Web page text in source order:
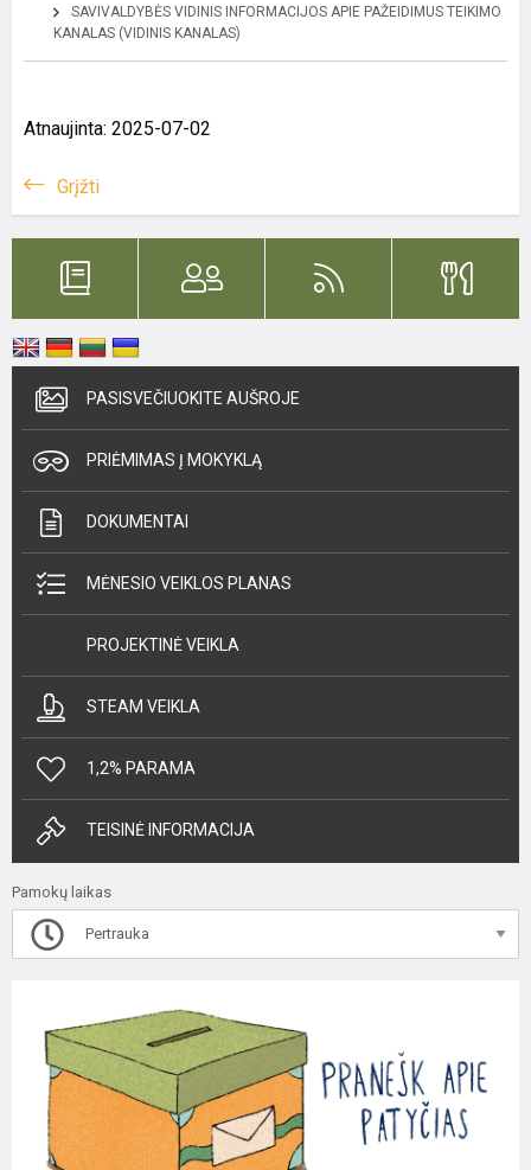
SAVIVALDYBĖS VIDINIS INFORMACIJOS APIE PAŽEIDIMUS TEIKIMO
KANALAS (VIDINIS KANALAS)
Atnaujinta: 2025-07-02
Grįžti
PASISVEČIUOKITE AUŠROJE
PRIĖMIMAS Į MOKYKLĄ
DOKUMENTAI
MĖNESIO VEIKLOS PLANAS
PROJEKTINĖ VEIKLA
STEAM VEIKLA
1,2% PARAMA
TEISINĖ INFORMACIJA
Pamokų laikas
Pertrauka